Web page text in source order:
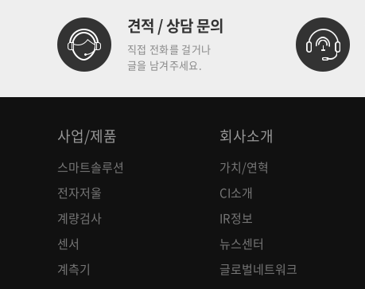
견적 / 상담 문의
직접 전화를 걸거나
글을 남겨주세요.
사업/제품
스마트솔루션
전자저울
계량검사
센서
계측기
회사소개
가치/연혁
CI소개
IR정보
뉴스센터
글로벌네트워크